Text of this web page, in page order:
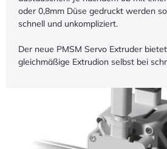
oder 0,8mm Düse gedruckt werden
schnell und unkompliziert.
Der neue PMSM Servo Extruder
gleichmäßige Extrudion selbst bei